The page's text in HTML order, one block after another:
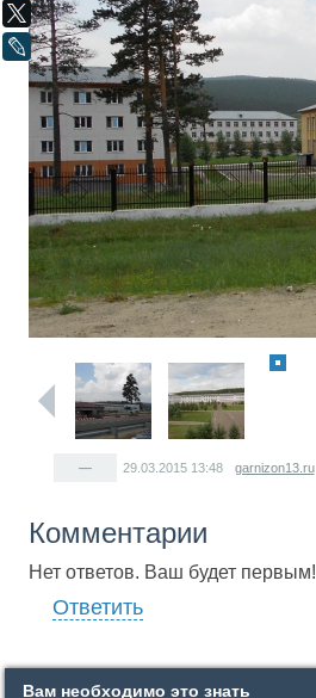
X
LiveJournal
— 29.03.2015 13:48 garnizon13.ru
Комментарии
Нет ответов. Ваш будет первым!
Ответить
Вам необходимо это знать